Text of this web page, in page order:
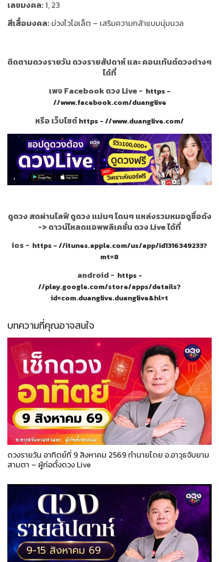
เลขมงคล:1, 23
สีเสื้อมงคล: ม่วงไวโอเล็ต – เสริมความกล้าแบบนุ่มนวล
ติดตามดวงรายวัน ดวงรายสัปดาห์ และ คอนเท้นต์ดวงต่างๆ
ได้ที่
เพจ Facebook ดวง Live - https -
//www.facebook.com/duanglive
หรือ เว็บไซต์https - //www.duanglive.com/
ดูดวง สดผ่านไลฟ์ ดูดวง แม่นๆ โดนๆ แหล่งรวมหมอดูชื่อดัง
-> ดาวน์โหลดแอพพลิเคชั่น ดวง Live ได้ที่
ios - https - //itunes.apple.com/us/app/id1316349233?
mt=8
android - https -
//play.google.com/store/apps/details?
id=com.duanglive.duanglive&hl=t
บทความที่คุณอาจสนใจ
ดวงรายวัน อาทิตย์ที่ 9 สิงหาคม 2569 ทำนายโดย อ.อาวุธจับยาม
สามตา – ผู้ก่อตั้งดวง Live